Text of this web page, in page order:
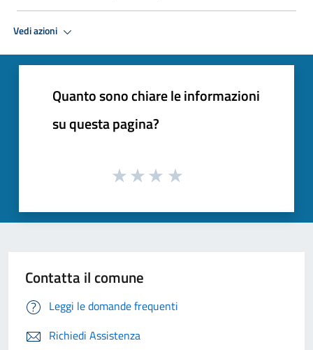
Vedi azioni
Quanto sono chiare le informazioni
su questa pagina?
Contatta il comune
Leggi le domande frequenti
Richiedi Assistenza